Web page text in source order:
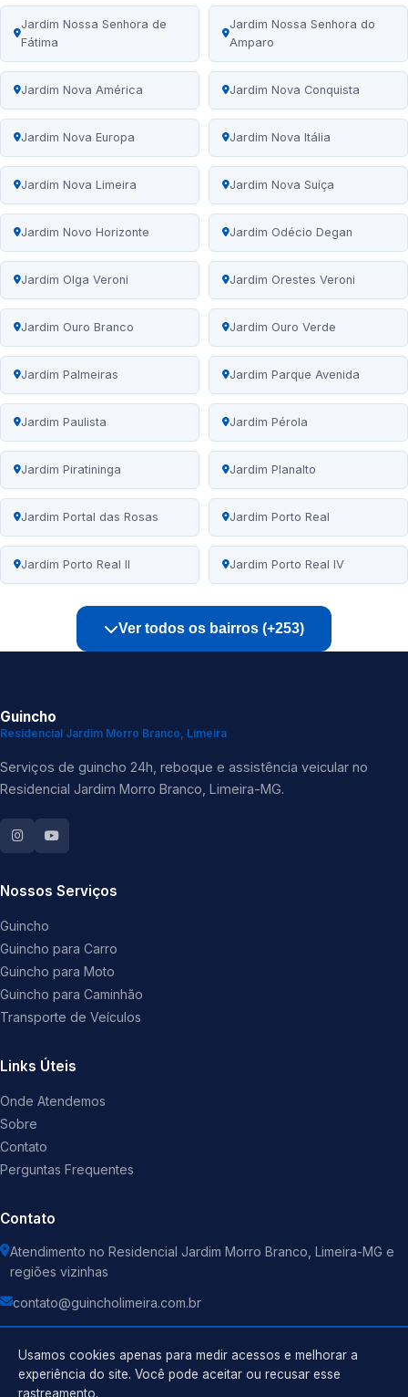
Jardim Nossa Senhora de
Fátima
Jardim Nossa Senhora do
Amparo
Jardim Nova América Jardim Nova Conquista
Jardim Nova Europa Jardim Nova Itália
Jardim Nova Limeira Jardim Nova Suíça
Jardim Novo Horizonte Jardim Odécio Degan
Jardim Olga Veroni Jardim Orestes Veroni
Jardim Ouro Branco Jardim Ouro Verde
Jardim Palmeiras Jardim Parque Avenida
Jardim Paulista Jardim Pérola
Jardim Piratininga Jardim Planalto
Jardim Portal das Rosas Jardim Porto Real
Jardim Porto Real II Jardim Porto Real IV
Ver todos os bairros (+253)
Guincho
Residencial Jardim Morro Branco, Limeira
Serviços de guincho 24h, reboque e assistência veicular no
Residencial Jardim Morro Branco, Limeira-MG.
Nossos Serviços
Guincho
Guincho para Carro
Guincho para Moto
Guincho para Caminhão
Transporte de Veículos
Links Úteis
Onde Atendemos
Sobre
Contato
Perguntas Frequentes
Contato
Atendimento no Residencial Jardim Morro Branco, Limeira-MG e
regiões vizinhas
contato@guincholimeira.com.br
Usamos cookies apenas para medir acessos e melhorar a
experiência do site. Você pode aceitar ou recusar esse
rastreamento.